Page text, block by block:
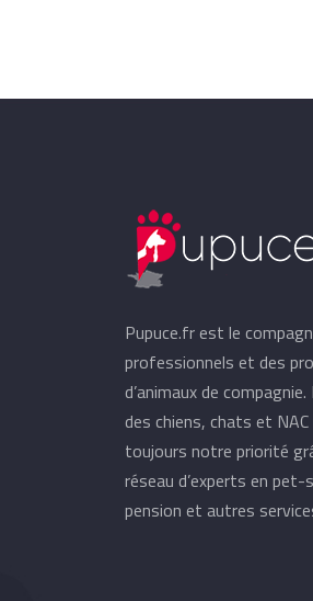
Pupuce.fr est le
professionnels et des
d’animaux de
des chiens, chats et
toujours notre priorité
réseau d’experts en
pension et autres